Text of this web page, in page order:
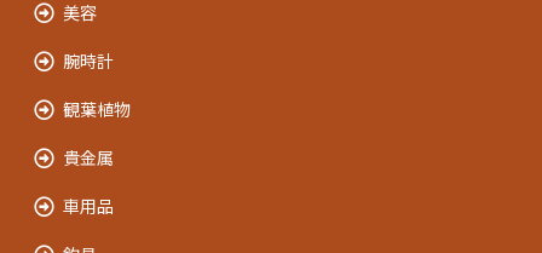
美容
腕時計
観葉植物
貴金属
車用品